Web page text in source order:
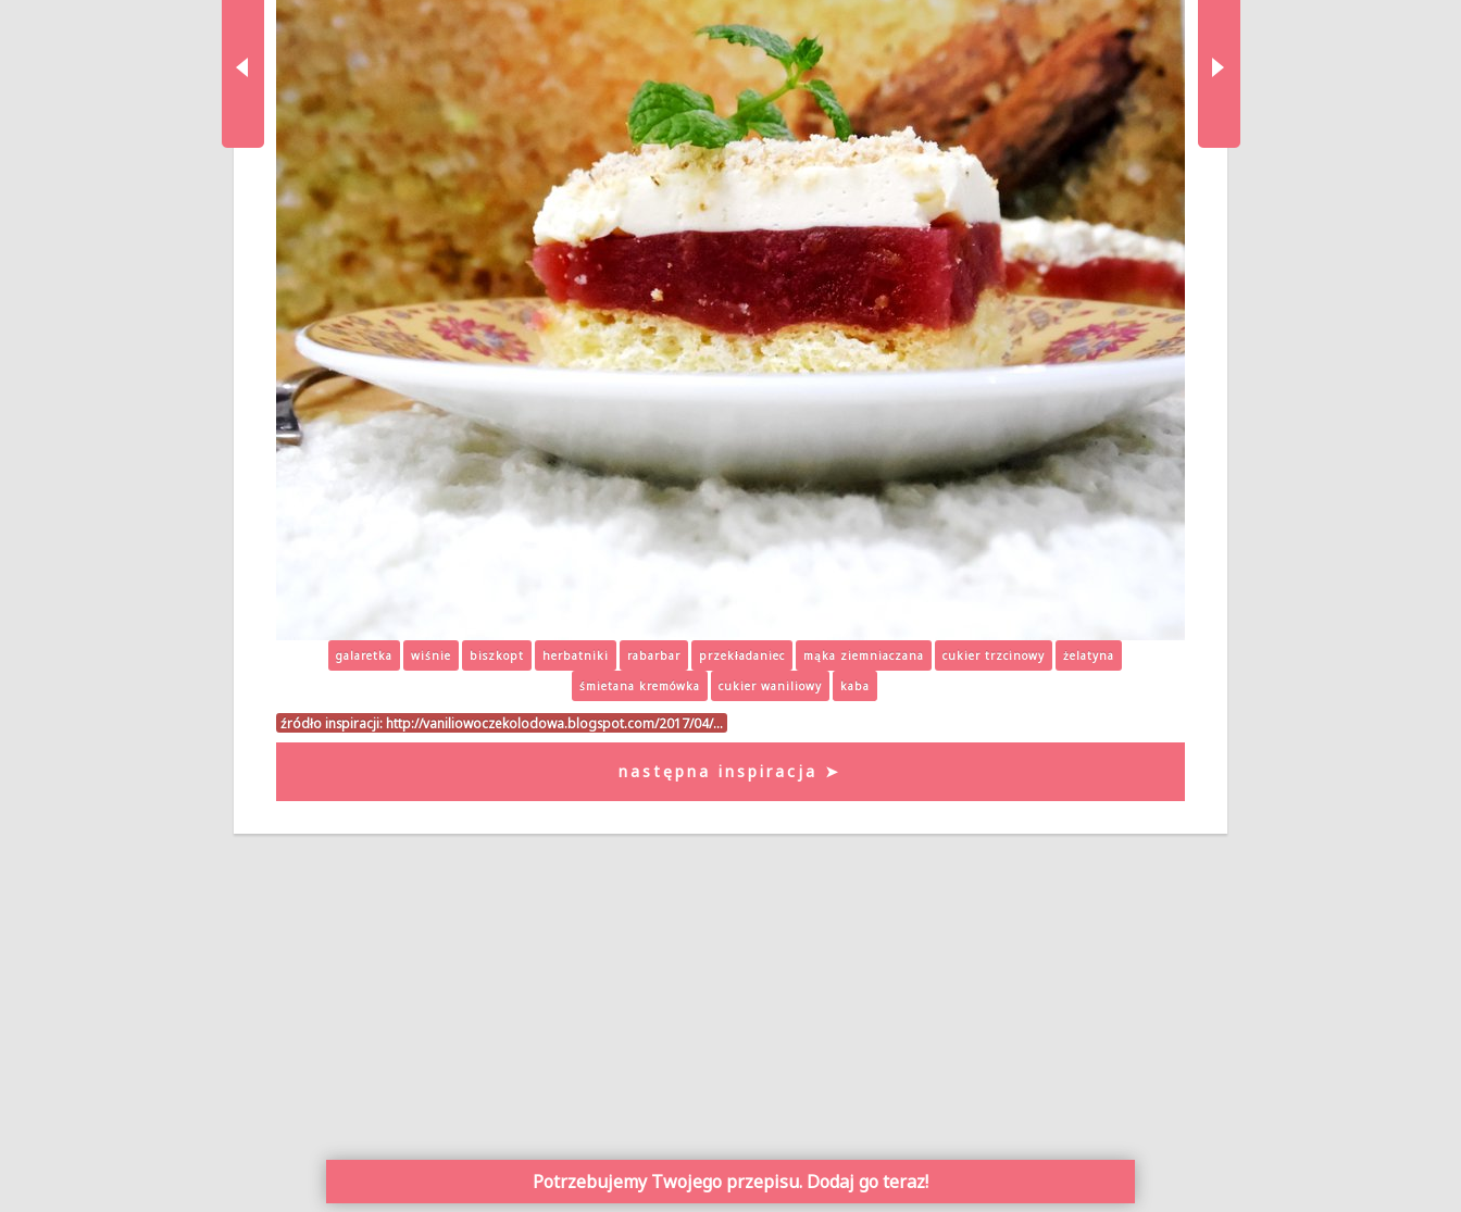
galaretka wiśnie biszkopt herbatniki rabarbar przekładaniec mąka ziemniaczana cukier trzcinowy
żelatyna
śmietana kremówka
cukier waniliowy kaba
źródło inspiracji: http://vaniliowoczekolodowa.blogspot.com/2017/04/…
następna inspiracja ➤
Potrzebujemy Twojego przepisu. Dodaj go teraz!